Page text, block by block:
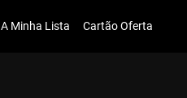
A Minha Lista Cartão Oferta